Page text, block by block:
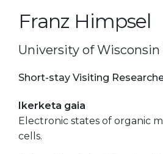
Franz Himpsel
University of Wisconsin
Short-stay Visiting
Ikerketa gaia
Electronic states of organic
cells.